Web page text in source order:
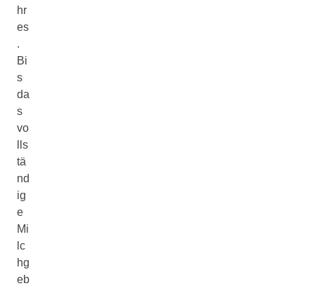
hr
es
.
Bi
s
da
s
vo
lls
tä
nd
ig
e
Mi
lc
hg
eb